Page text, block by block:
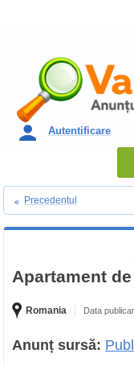
Autentificare
Precedentul
Apartament
Romania Data
Anunț sursă: